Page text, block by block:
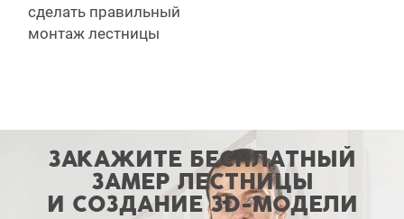
сделать правильный
монтаж лестницы
ЗАКАЖИТЕ БЕСПЛАТНЫЙ
ЗАМЕР ЛЕСТНИЦЫ
И СОЗДАНИЕ ЗD-МОДЕЛИ